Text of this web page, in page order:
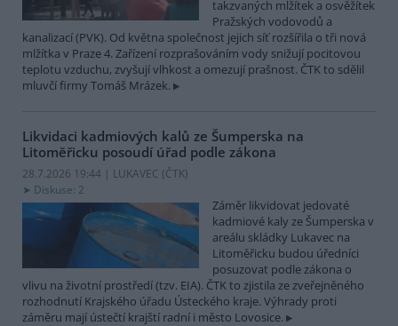
takzvaných mlžítek a osvěžítek
Pražských vodovodů a
kanalizací (PVK). Od května společnost jejich síť rozšířila o tři nová
mlžítka v Praze 4. Zařízení rozprašováním vody snižují pocitovou
teplotu vzduchu, zvyšují vlhkost a omezují prašnost. ČTK to sdělil
mluvčí firmy Tomáš Mrázek.
Likvidaci kadmiových kalů ze Šumperska na
Litoměřicku posoudí úřad podle zákona
28.7.2026 19:44 | LUKAVEC (ČTK)
Diskuse: 2
Záměr likvidovat jedovaté
kadmiové kaly ze Šumperska v
areálu skládky Lukavec na
Litoměřicku budou úředníci
posuzovat podle zákona o
vlivu na životní prostředí (tzv. EIA). ČTK to zjistila ze zveřejněného
rozhodnutí Krajského úřadu Ústeckého kraje. Výhrady proti
záměru mají ústečtí krajští radní i město Lovosice.